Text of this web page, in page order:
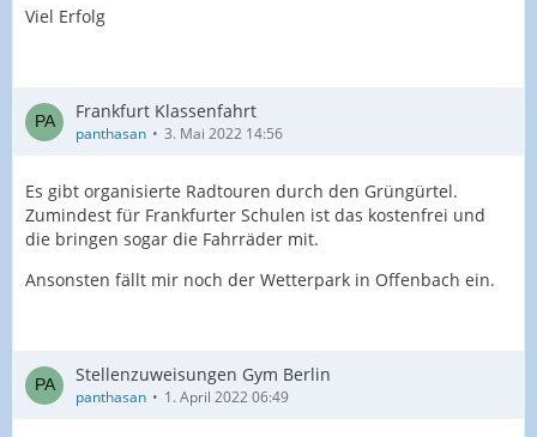
Viel Erfolg
Frankfurt Klassenfahrt
panthasan 3. Mai 2022 14:56
Es gibt organisierte Radtouren durch den Grüngürtel.
Zumindest für Frankfurter Schulen ist das kostenfrei und
die bringen sogar die Fahrräder mit.
Ansonsten fällt mir noch der Wetterpark in Offenbach ein.
Stellenzuweisungen Gym Berlin
panthasan 1. April 2022 06:49